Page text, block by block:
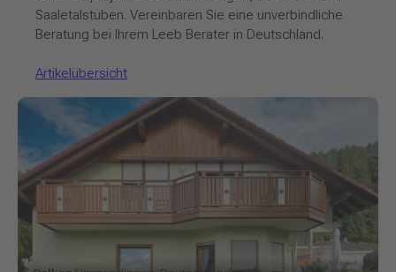
Saaletalstuben. Vereinbaren Sie eine unverbindliche
Beratung bei Ihrem Leeb Berater in Deutschland.
Artikelübersicht